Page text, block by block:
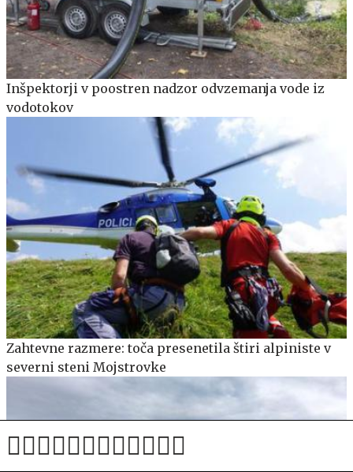
Inšpektorji v poostren nadzor odvzemanja vode iz
vodotokov
Zahtevne razmere: toča presenetila štiri alpiniste v
severni steni Mojstrovke